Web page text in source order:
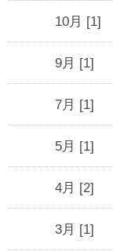
10月 [1]
9月 [1]
7月 [1]
5月 [1]
4月 [2]
3月 [1]